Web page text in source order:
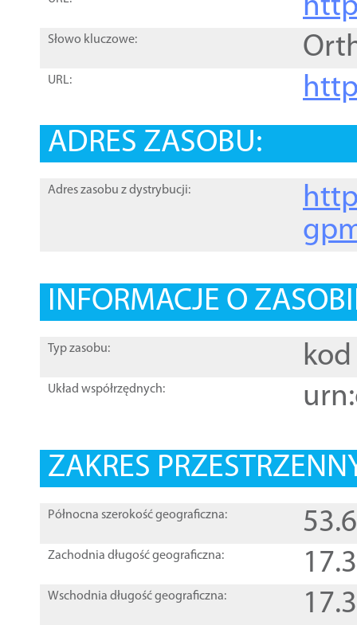
Słowo kluczowe:
URL:
ADRES ZASOBU:
Adres zasobu z dystrybucji:
INFORMACJE O
Typ zasobu: kod
Układ współrzędnych:
ZAKRES
Północna szerokość geograficzna:
Zachodnia długość geograficzna:
Wschodnia długość geograficzna: